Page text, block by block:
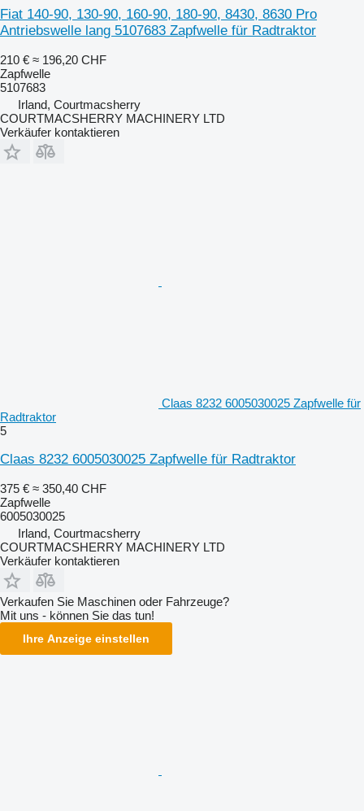
Fiat 140-90, 130-90, 160-90, 180-90, 8430, 8630 Pro
Antriebswelle lang 5107683 Zapfwelle für Radtraktor
210 € ≈ 196,20 CHF
Zapfwelle
5107683
Irland, Courtmacsherry
COURTMACSHERRY MACHINERY LTD
Verkäufer kontaktieren
Claas 8232 6005030025 Zapfwelle für
Radtraktor
5
Claas 8232 6005030025 Zapfwelle für Radtraktor
375 € ≈ 350,40 CHF
Zapfwelle
6005030025
Irland, Courtmacsherry
COURTMACSHERRY MACHINERY LTD
Verkäufer kontaktieren
Verkaufen Sie Maschinen oder Fahrzeuge?
Mit uns - können Sie das tun!
Ihre Anzeige einstellen